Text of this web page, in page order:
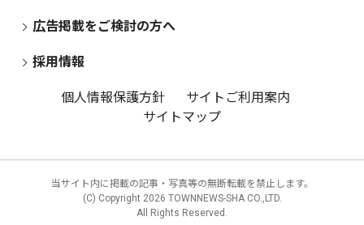
広告掲載をご検討の方へ
採用情報
個人情報保護方針
サイトご利用案内
サイトマップ
当サイト内に掲載の記事・写真等の無断転載を禁止します。
(C) Copyright 2026 TOWNNEWS-SHA CO.,LTD.
All Rights Reserved.